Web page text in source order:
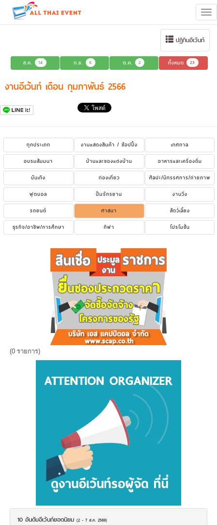
ปฏิทินอีเว้นท์
ส.ค. 14 ก.ย. 6 ต.ค. 2 ทั้งหมด 23
งานอีเว้นท์ เดือน กุมภาพันธ์ 2566
ทุกประเภท งานแสดงสินค้า / ช้อปปิ้ง
เทศกาล
อบรมสัมมนา
บ้านและของแต่งบ้าน
อาหารและเครื่องดื่ม
บันเทิง
ท่องเที่ยว
ศิลปะ/นิทรรศการ/ถ่ายภาพ
ฟุตบอล
ปั่นจักรยาน
งานวิ่ง
รถยนต์
ศาสนา
สัตว์เลี้ยง
ธุรกิจ/อาชีพ/การศึกษา
กีฬา โปรโมชั่น
(0 รายการ)
10 อันดับอีเว้นท์ยอดนิยม (2 - 7 ส.ค. 2569)